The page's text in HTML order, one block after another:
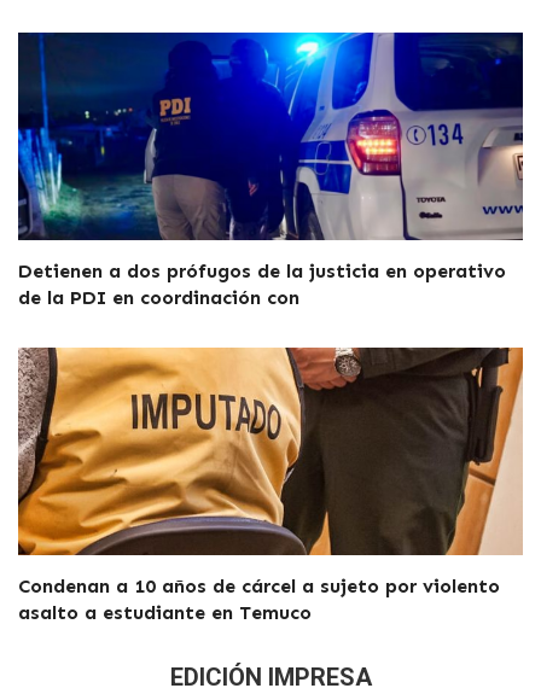
Detienen a dos prófugos de la justicia en operativo
de la PDI en coordinación con
Condenan a 10 años de cárcel a sujeto por violento
asalto a estudiante en Temuco
EDICIÓN IMPRESA